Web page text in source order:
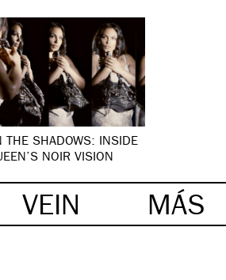
THE SHADOWS: INSIDE
NOIR VISION
VEIN MÁS